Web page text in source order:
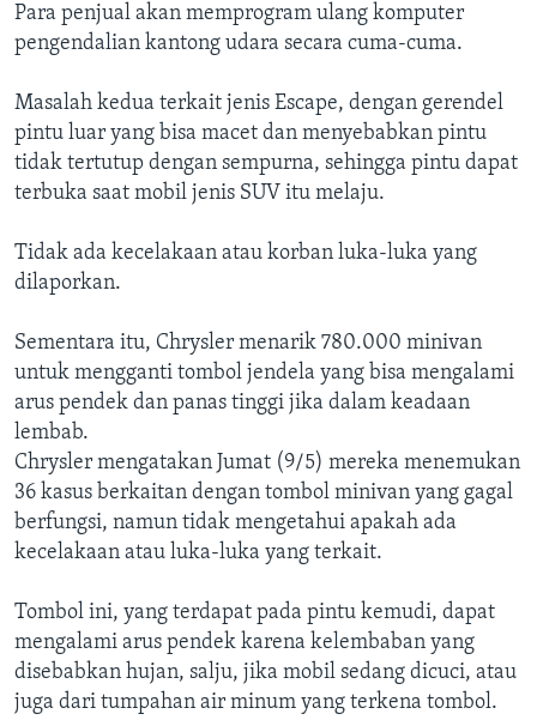
Para penjual akan memprogram ulang komputer
pengendalian kantong udara secara cuma-cuma.
Masalah kedua terkait jenis Escape, dengan gerendel
pintu luar yang bisa macet dan menyebabkan pintu
tidak tertutup dengan sempurna, sehingga pintu dapat
terbuka saat mobil jenis SUV itu melaju.
Tidak ada kecelakaan atau korban luka-luka yang
dilaporkan.
Sementara itu, Chrysler menarik 780.000 minivan
untuk mengganti tombol jendela yang bisa mengalami
arus pendek dan panas tinggi jika dalam keadaan
lembab.
Chrysler mengatakan Jumat (9/5) mereka menemukan
36 kasus berkaitan dengan tombol minivan yang gagal
berfungsi, namun tidak mengetahui apakah ada
kecelakaan atau luka-luka yang terkait.
Tombol ini, yang terdapat pada pintu kemudi, dapat
mengalami arus pendek karena kelembaban yang
disebabkan hujan, salju, jika mobil sedang dicuci, atau
juga dari tumpahan air minum yang terkena tombol.